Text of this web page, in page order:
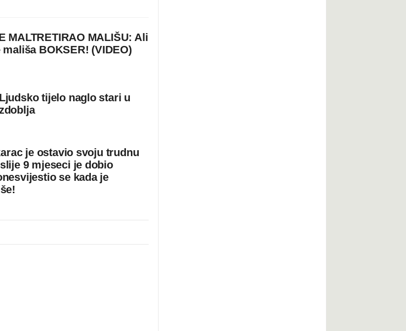
MALTRETIRAO MALIŠU: Ali
BOKSER! (VIDEO)
tijelo naglo stari u
je ostavio svoju trudnu
9 mjeseci je dobio
se kada je